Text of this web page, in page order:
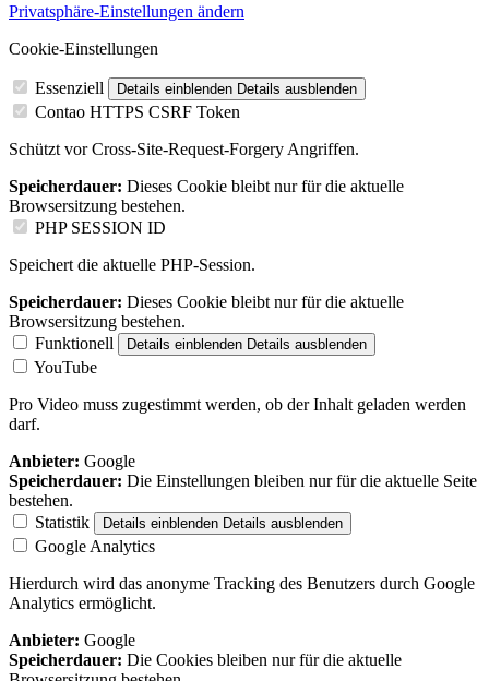
Privatsphäre-Einstellungen ändern
Cookie-Einstellungen
Essenziell Details einblenden Details ausblenden
Contao HTTPS CSRF Token
Schützt vor Cross-Site-Request-Forgery Angriffen.
Speicherdauer: Dieses Cookie bleibt nur für die aktuelle
Browsersitzung bestehen.
PHP SESSION ID
Speichert die aktuelle PHP-Session.
Speicherdauer: Dieses Cookie bleibt nur für die aktuelle
Browsersitzung bestehen.
Funktionell
Details einblenden Details ausblenden
YouTube
Pro Video muss zugestimmt werden, ob der Inhalt geladen werden
darf.
Anbieter: Google
Speicherdauer: Die Einstellungen bleiben nur für die aktuelle Seite
bestehen.
Statistik
Details einblenden Details ausblenden
Google Analytics
Hierdurch wird das anonyme Tracking des Benutzers durch Google
Analytics ermöglicht.
Anbieter: Google
Speicherdauer: Die Cookies bleiben nur für die aktuelle